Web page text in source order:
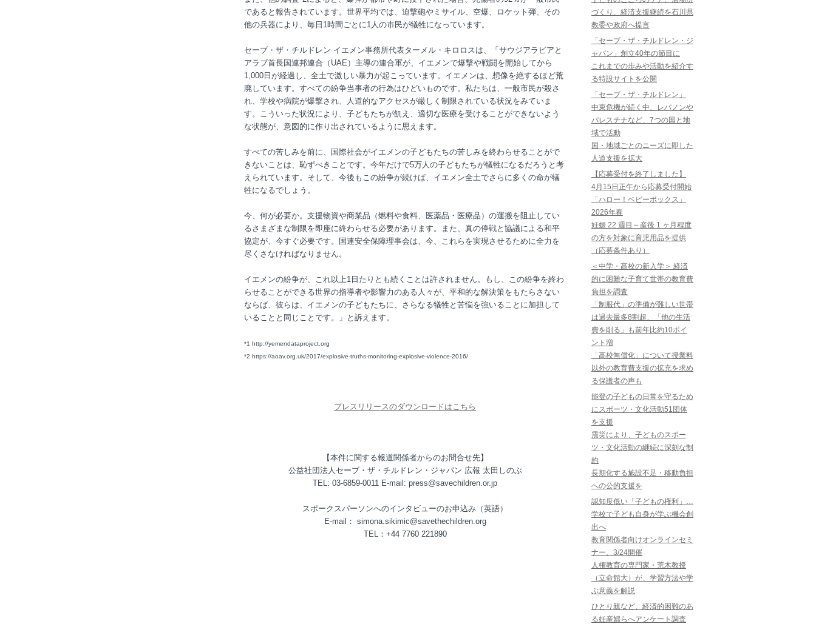
であると報告されています。世界平均では、迫撃砲やミサイル、空爆、ロケット弾、その
他の兵器により、毎日1時間ごとに1人の市民が犠牲になっています。
セーブ・ザ・チルドレン イエメン事務所代表ターメル・キロロスは、「サウジアラビアと
アラブ首長国連邦連合（UAE）主導の連合軍が、イエメンで爆撃や戦闘を開始してから
1,000日が経過し、全土で激しい暴力が起こっています。イエメンは、想像を絶するほど荒
廃しています。すべての紛争当事者の行為はひどいものです。私たちは、一般市民が殺さ
れ、学校や病院が爆撃され、人道的なアクセスが厳しく制限されている状況をみていま
す。こういった状況により、子どもたちが飢え、適切な医療を受けることができないよう
な状態が、意図的に作り出されているように思えます。
すべての苦しみを前に、国際社会がイエメンの子どもたちの苦しみを終わらせることがで
きないことは、恥ずべきことです。今年だけで5万人の子どもたちが犠牲になるだろうと考
えられています。そして、今後もこの紛争が続けば、イエメン全土でさらに多くの命が犠
牲になるでしょう。
今、何が必要か。支援物資や商業品（燃料や食料、医薬品・医療品）の運搬を阻止してい
るさまざまな制限を即座に終わらせる必要があります。また、真の停戦と協議による和平
協定が、今すぐ必要です。国連安全保障理事会は、今、これらを実現させるために全力を
尽くさなければなりません。
イエメンの紛争が、これ以上1日たりとも続くことは許されません。もし、この紛争を終わ
らせることができる世界の指導者や影響力のある人々が、平和的な解決策をもたらさない
ならば、彼らは、イエメンの子どもたちに、さらなる犠牲と苦悩を強いることに加担して
いることと同じことです。」と訴えます。
*1 http://yemendataproject.org
*2 https://aoav.org.uk/2017/explosive-truths-monitoring-explosive-violence-2016/
プレスリリースのダウンロードはこちら
【本件に関する報道関係者からのお問合せ先】
公益社団法人セーブ・ザ・チルドレン・ジャパン 広報 太田しのぶ
TEL: 03-6859-0011 E-mail: press@savechildren.or.jp
スポークスパーソンへのインタビューのお申込み（英語）
E-mail： simona.sikimic@savethechildren.org
TEL：+44 7760 221890
づくり、経済支援継続を石川県
教委や政府へ提言
「セーブ・ザ・チルドレン・ジ
ャパン」創立40年の節目に
これまでの歩みや活動を紹介す
る特設サイトを公開
「セーブ・ザ・チルドレン」
中東危機が続く中、レバノンや
パレスチナなど、7つの国と地
域で活動
国・地域ごとのニーズに即した
人道支援を拡大
【応募受付を終了しました】
4月15日正午から応募受付開始
「ハロー！ベビーボックス」
2026年春
妊娠 22 週目～産後 1 ヶ月程度
の方を対象に育児用品を提供
（応募条件あり）
＜中学・高校の新入学＞ 経済
的に困難な子育て世帯の教育費
負担を調査
「制服代」の準備が難しい世帯
は過去最多8割超、「他の生活
費を削る」も前年比約10ポイ
ント増
「高校無償化」について授業料
以外の教育費支援の拡充を求め
る保護者の声も
能登の子どもの日常を守るため
にスポーツ・文化活動51団体
を支援
震災により、子どものスポー
ツ・文化活動の継続に深刻な制
約
長期化する施設不足・移動負担
への公的支援を
認知度低い「子どもの権利」…
学校で子ども自身が学ぶ機会創
出へ
教育関係者向けオンラインセミ
ナー、3/24開催
人権教育の専門家・荒木教授
（立命館大）が、学習方法や学
ぶ意義を解説
ひとり親など、経済的困難のあ
る妊産婦らへアンケート調査